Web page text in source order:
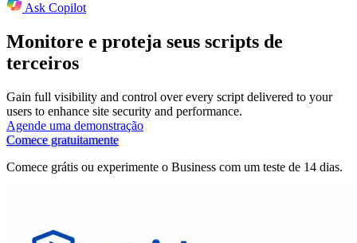
Ask Copilot
Monitore e proteja seus scripts de
terceiros
Gain full visibility and control over every script delivered to your
users to enhance site security and performance.
Agende uma demonstração
Comece gratuitamente
Comece grátis ou experimente o Business com um teste de 14 dias.